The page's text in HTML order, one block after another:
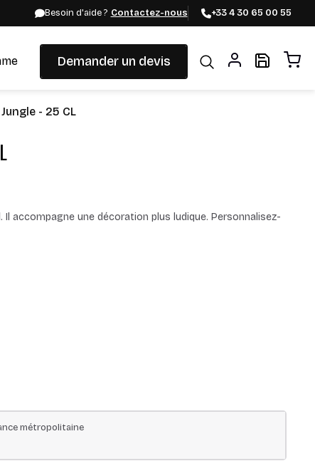
Besoin d'aide ? Contactez-nous +33 4 30 65 00 55
Demander un devis
- 25 CL
accompagne une décoration plus ludique. Personnalisez-
métropolitaine